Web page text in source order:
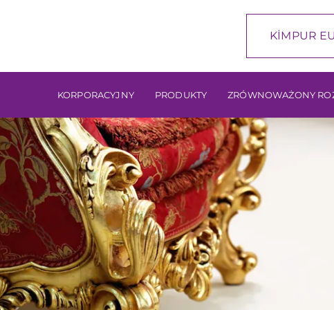
KİMPUR
KORPORACYJNY PRODUKTY ZRÓWNOWAŻONY